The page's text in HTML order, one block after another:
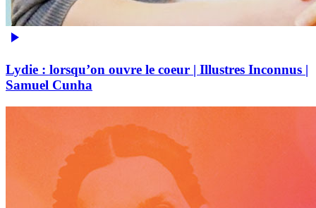
Lydie : lorsqu’on ouvre le coeur | Illustres Inconnus |
Samuel Cunha